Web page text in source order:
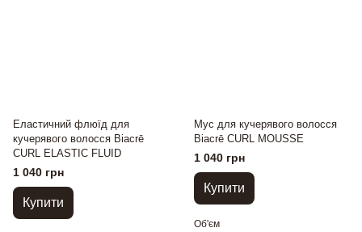
Еластичний флюїд для
кучерявого волосся Biacrē
CURL ELASTIC FLUID
1 040 грн
Купити
Мус для кучерявого волосся
Biacrē CURL MOUSSE
1 040 грн
Купити
Об'єм